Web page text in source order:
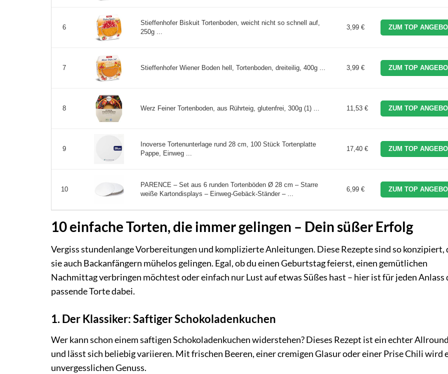
6
Stieffenhofer Biskuit Tortenboden, weicht nicht so schnell auf,
250g ...
3,99 € ZUM TOP
7 Stieffenhofer Wiener Boden hell, Tortenboden, dreiteilig, 400g ... 3,99 € ZUM TOP
8 Werz Feiner Tortenboden, aus Rührteig, glutenfrei, 300g (1) ... 11,53 € ZUM TOP
9
Inoverse Tortenunterlage rund 28 cm, 100 Stück Tortenplatte
Pappe, Einweg ...
17,40 € ZUM TOP
10
PARENCE – Set aus 6 runden Tortenböden Ø 28 cm – Starre
weiße Kartondisplays – Einweg-Gebäck-Ständer – ...
6,99 € ZUM TOP
10 einfache Torten, die immer gelingen – Dein süßer Erfolg
Vergiss stundenlange Vorbereitungen und komplizierte Anleitungen. Diese Rezepte sind so konzipiert,
sie auch Backanfängern mühelos gelingen. Egal, ob du einen Geburtstag feierst, einen gemütlichen
Nachmittag verbringen möchtest oder einfach nur Lust auf etwas Süßes hast – hier ist für jeden Anlass
passende Torte dabei.
1. Der Klassiker: Saftiger Schokoladenkuchen
Wer kann schon einem saftigen Schokoladenkuchen widerstehen? Dieses Rezept ist ein echter
und lässt sich beliebig variieren. Mit frischen Beeren, einer cremigen Glasur oder einer Prise Chili wird
unvergesslichen Genuss.